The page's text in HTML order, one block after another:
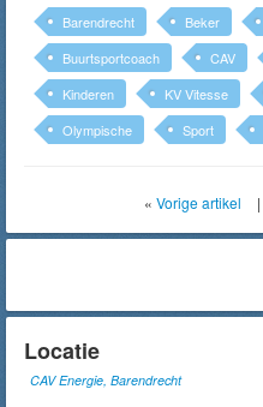
Barendrecht Beker
Buurtsportcoach
CAV
Kinderen
KV Vitesse
Olympische
Sport
« Vorige artikel |
Locatie
CAV Energie, Barendrecht